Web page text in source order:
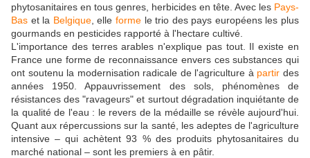
phytosanitaires en tous genres, herbicides en tête. Avec les Pays-
Bas et la Belgique, elle formele trio des pays européens les plus
gourmands en pesticides rapporté à l'hectare cultivé.
L'importance des terres arables n'explique pas tout. Il existe en
France une forme de reconnaissance envers ces substances qui
ont soutenu la modernisation radicale de l'agriculture à partir des
années 1950. Appauvrissement des sols, phénomènes de
résistances des "ravageurs" et surtout dégradation inquiétante de
la qualité de l'eau : le revers de la médaille se révèle aujourd'hui.
Quant aux répercussions sur la santé, les adeptes de l'agriculture
intensive – qui achètent 93 % des produits phytosanitaires du
marché national – sont les premiers à en pâtir.